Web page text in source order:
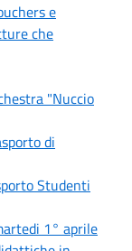
e
che
"Nuccio
di
Studenti
1° aprile